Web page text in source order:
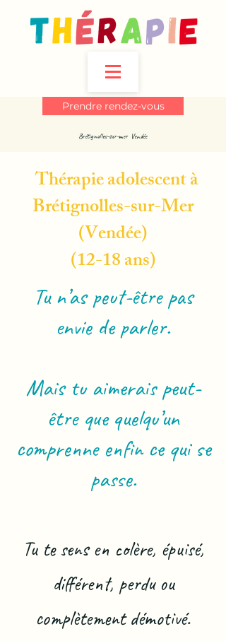
Prendre rendez-vous
Brétignolles-sur-mer Vendée
Thérapie adolescent à
Brétignolles-sur-Mer
(Vendée)
(12-18 ans)
Tu n’as peut-être pas
envie de parler.
Mais tu aimerais peut-
être que quelqu’un
comprenne enfin ce qui se
passe.
Tu te sens en colère, épuisé,
différent, perdu ou
complètement démotivé.